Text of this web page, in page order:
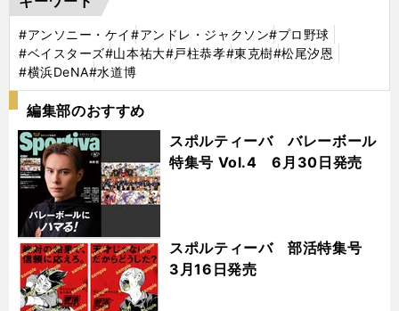
#アンソニー・ケイ#アンドレ・ジャクソン#プロ野球
#ベイスターズ#山本祐大#戸柱恭孝#東克樹#松尾汐恩
#横浜DeNA#水道博
編集部のおすすめ
スポルティーバ バレーボール
特集号 Vol.4 6月30日発売
スポルティーバ 部活特集号
3月16日発売